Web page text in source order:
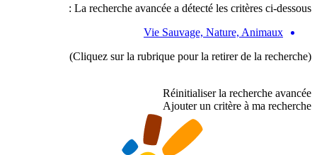
La recherche avancée a détecté les critères ci-dessous :
Vie Sauvage, Nature, Animaux
(Cliquez sur la rubrique pour la retirer de la recherche)
Réinitialiser la recherche avancée
Ajouter un critère à ma recherche